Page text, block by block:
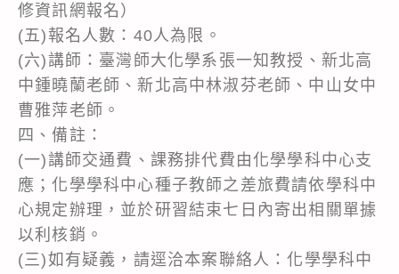
修資訊網報名）
(五)報名人數：40人為限。
(六)講師：臺灣師大化學系張一知教授、新北高
中鍾曉蘭老師、新北高中林淑芬老師、中山女中
曹雅萍老師。
四、備註：
(一)講師交通費、課務排代費由化學學科中心支
應；化學學科中心種子教師之差旅費請依學科中
心規定辦理，並於研習結束七日內寄出相關單據
以利核銷。
(三)如有疑義，請逕洽本案聯絡人：化學學科中